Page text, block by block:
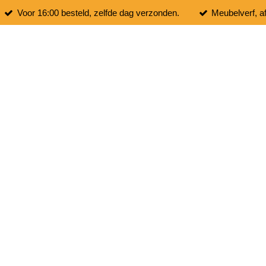
Voor 16:00 besteld, zelfde dag verzonden. Meubelverf,